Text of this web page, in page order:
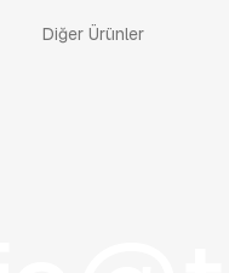
Diğer Ürünler